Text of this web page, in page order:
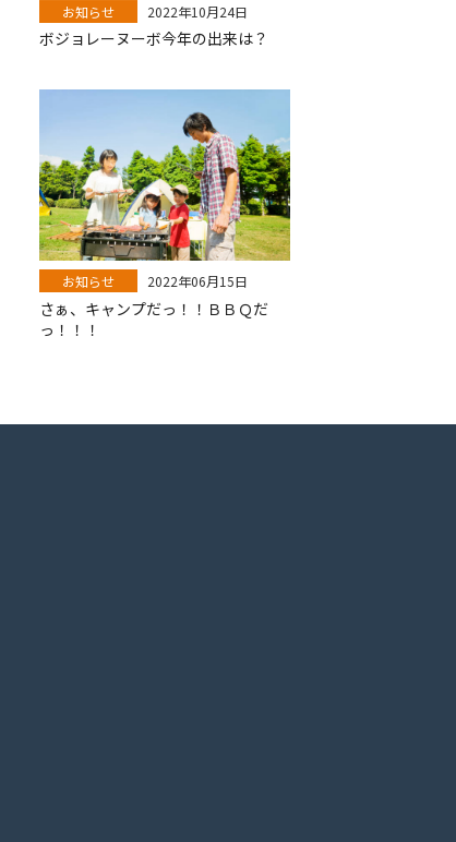
お知らせ 2022年10月24日
ボジョレーヌーボ今年の出来は？
お知らせ 2022年06月15日
さぁ、キャンプだっ！！ＢＢＱだ
っ！！！